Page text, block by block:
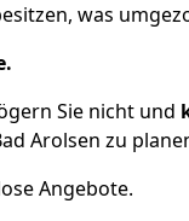
was
Sie nicht und
Arolsen zu
Angebote.